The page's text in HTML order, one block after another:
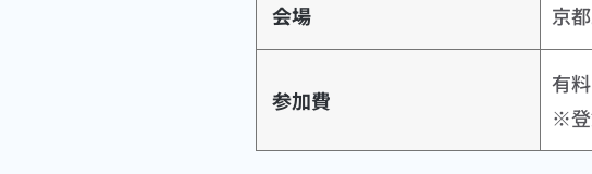
会場 京
参加費
有料
※